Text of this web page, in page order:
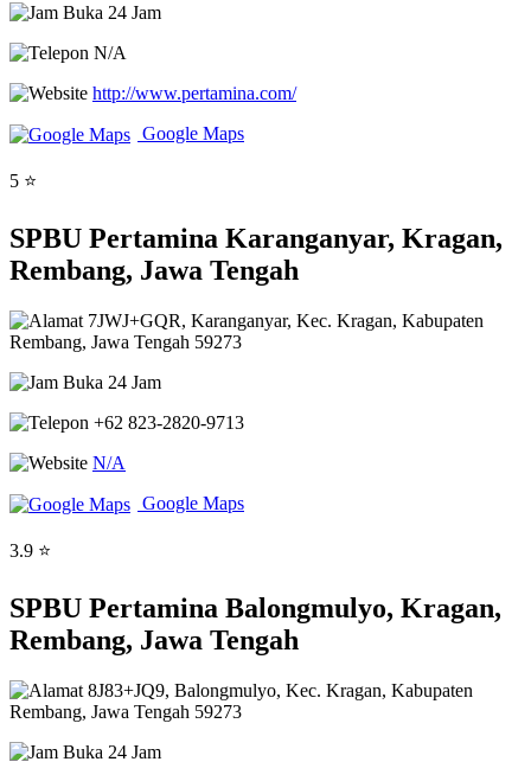
Buka 24 Jam
N/A
http://www.pertamina.com/
Google Maps
5 ⭐
SPBU Pertamina Karanganyar, Kragan,
Rembang, Jawa Tengah
7JWJ+GQR, Karanganyar, Kec. Kragan, Kabupaten
Rembang, Jawa Tengah 59273
Buka 24 Jam
+62 823-2820-9713
N/A
Google Maps
3.9 ⭐
SPBU Pertamina Balongmulyo, Kragan,
Rembang, Jawa Tengah
8J83+JQ9, Balongmulyo, Kec. Kragan, Kabupaten
Rembang, Jawa Tengah 59273
Buka 24 Jam